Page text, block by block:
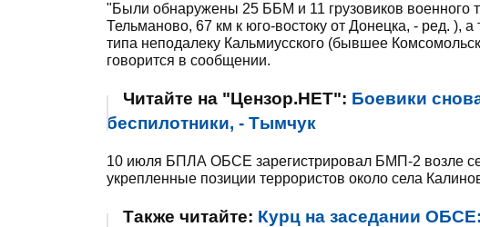
"Были обнаружены 25 ББМ и 11 грузовиков военного
Тельманово, 67 км к юго-востоку от Донецка, - ред. ),
типа неподалеку Кальмиусского (бывшее
говорится в сообщении.
Читайте на "Цензор.НЕТ": Боевики
беспилотники, - Тымчук
10 июля БПЛА ОБСЕ зарегистрировал БМП-2 возле
укрепленные позиции террористов около села
Также читайте: Курц на заседании